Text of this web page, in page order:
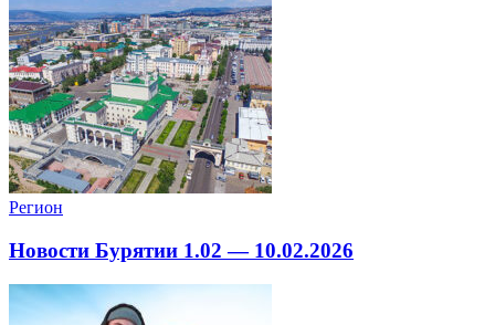
Регион
Новости Бурятии 1.02 — 10.02.2026